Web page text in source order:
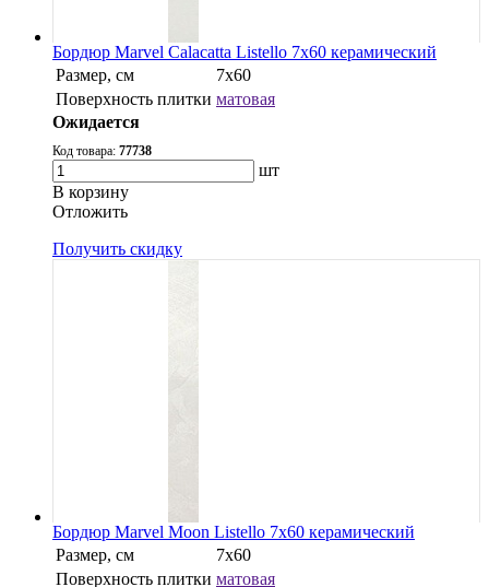
Бордюр Marvel Calacatta Listello 7x60 керамический
Размер, см
7x60
Поверхность плитки матовая
Ожидается
Код товара: 77738
шт
В корзину
Oтложить
Получить скидку
Бордюр Marvel Moon Listello 7x60 керамический
Размер, см
7x60
Поверхность плитки матовая